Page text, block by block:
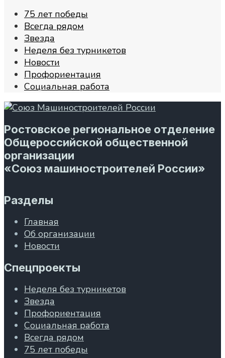
75 лет победы
Всегда рядом
Звезда
Неделя без турникетов
Новости
Профориентация
Социальная работа
Ростовское региональное отделение
Общероссийской общественной
организации
«Союз машиностроителей России»
Разделы
Главная
Об организации
Новости
Спецпроекты
Неделя без турникетов
Звезда
Профориентация
Социальная работа
Всегда рядом
75 лет победы